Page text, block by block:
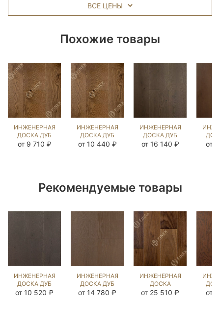
ВСЕ ЦЕНЫ
Похожие товары
ИНЖЕНЕРНАЯ
ДОСКА ДУБ
ЭСТЕЙТ NEW
от 9 710 ₽
ИНЖЕНЕРНАЯ
ДОСКА ДУБ
ЭСТЕЙТ NEW
от 10 440 ₽
ИНЖЕНЕРНАЯ
ДОСКА ДУБ
MISSISSIPPI
от 16 140 ₽ от
Рекомендуемые товары
ИНЖЕНЕРНАЯ
ДОСКА ДУБ
ГРАНД
от 10 520 ₽
ИНЖЕНЕРНАЯ
ДОСКА ДУБ
ТИНДАЛЬ
от 14 780 ₽
ИНЖЕНЕРНАЯ
ДОСКА
АМЕРИКАНСКИЙ
от 25 510 ₽
СИЛ
от